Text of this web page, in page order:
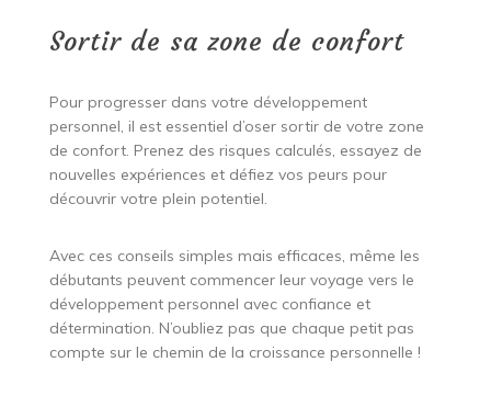
Sortir de sa zone de confort
Pour progresser dans votre développement
personnel, il est essentiel d’oser sortir de votre zone
de confort. Prenez des risques calculés, essayez de
nouvelles expériences et défiez vos peurs pour
découvrir votre plein potentiel.
Avec ces conseils simples mais efficaces, même les
débutants peuvent commencer leur voyage vers le
développement personnel avec confiance et
détermination. N’oubliez pas que chaque petit pas
compte sur le chemin de la croissance personnelle !